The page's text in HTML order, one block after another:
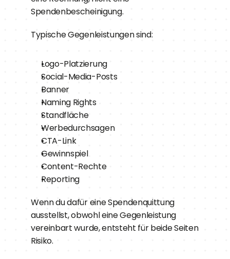
Spendenbescheinigung.
Typische Gegenleistungen sind:
Logo-Platzierung
Social-Media-Posts
Banner
Naming Rights
Standfläche
Werbedurchsagen
CTA-Link
Gewinnspiel
Content-Rechte
Reporting
Wenn du dafür eine Spendenquittung
ausstellst, obwohl eine Gegenleistung
vereinbart wurde, entsteht für beide Seiten
Risiko.